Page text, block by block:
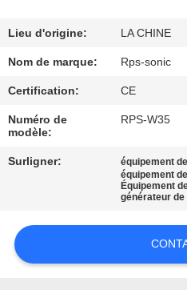
DE
QUALITÉ
CONTACTEZ-
NOUS
NOUVELLES
CAS
Lieu d'origine: LA CHINE
Nom de marque: Rps-sonic
Certification: CE
Numéro de
modèle:
RPS-W35
Surligner: équipement
équipement
Équipement
générateur de